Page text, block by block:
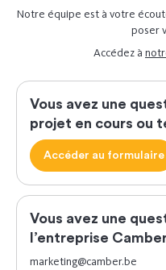
Notre équipe est à votre
poser
Accédez à
Vous avez une
projet en cours ou
Accéder au formulaire
Vous avez une
l’entreprise
marketing@camber.be